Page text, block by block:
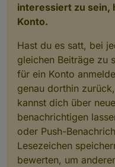
interessiert zu sein,
Konto.
Hast du es satt, bei
gleichen Beiträge zu
für ein Konto
genau dorthin
kannst dich über
benachrichtigen
oder Push-
Lesezeichen
bewerten, um